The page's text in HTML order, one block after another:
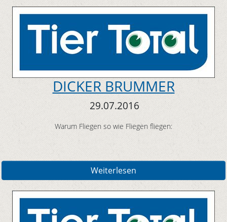
DICKER BRUMMER
29.07.2016
Warum Fliegen so wie Fliegen fliegen:
Weiterlesen